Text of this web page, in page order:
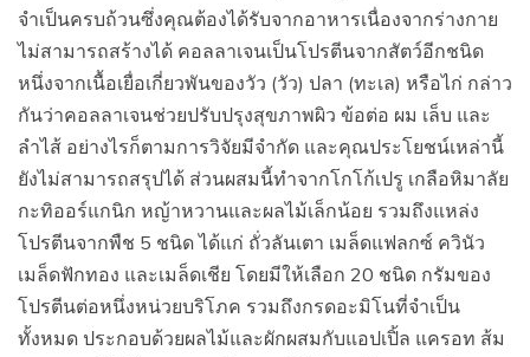
จำเป็นครบถ้วนซึ่งคุณต้องได้รับจากอาหารเนื่องจากร่างกาย
ไม่สามารถสร้างได้ คอลลาเจนเป็นโปรตีนจากสัตว์อีกชนิด
หนึ่งจากเนื้อเยื่อเกี่ยวพันของวัว (วัว) ปลา (ทะเล) หรือไก่ กล่าว
กันว่าคอลลาเจนช่วยปรับปรุงสุขภาพผิว ข้อต่อ ผม เล็บ และ
ลำไส้ อย่างไรก็ตามการวิจัยมีจำกัด และคุณประโยชน์เหล่านี้
ยังไม่สามารถสรุปได้ ส่วนผสมนี้ทำจากโกโก้เปรู เกลือหิมาลัย
กะทิออร์แกนิก หญ้าหวานและผลไม้เล็กน้อย รวมถึงแหล่ง
โปรตีนจากพืช 5 ชนิด ได้แก่ ถั่วลันเตา เมล็ดแฟลกซ์ ควินัว
เมล็ดฟักทอง และเมล็ดเชีย โดยมีให้เลือก 20 ชนิด กรัมของ
โปรตีนต่อหนึ่งหน่วยบริโภค รวมถึงกรดอะมิโนที่จำเป็น
ทั้งหมด ประกอบด้วยผลไม้และผักผสมกับแอปเปิ้ล แครอท ส้ม